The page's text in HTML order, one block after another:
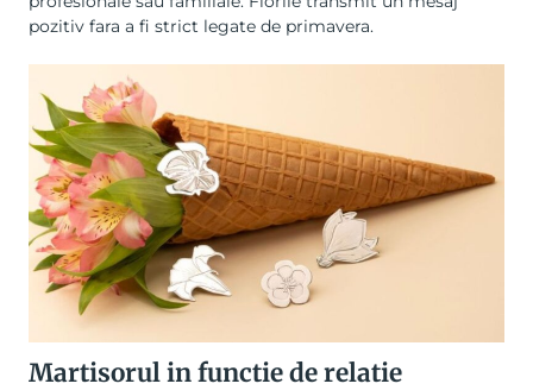
pozitiv fara a fi strict legate de primavera.
Martisorul in functie de relatie